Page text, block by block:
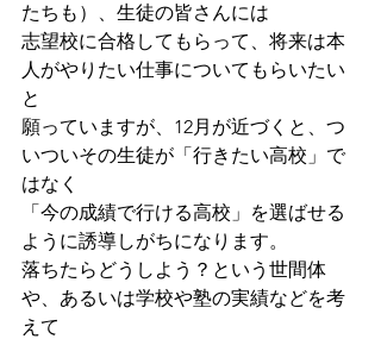
たちも）、生徒の皆さんには
志望校に合格してもらって、将来は本
人がやりたい仕事についてもらいたい
と
願っていますが、12月が近づくと、つ
いついその生徒が「行きたい高校」で
はなく
「今の成績で行ける高校」を選ばせる
ように誘導しがちになります。
落ちたらどうしよう？という世間体
や、あるいは学校や塾の実績などを考
えて